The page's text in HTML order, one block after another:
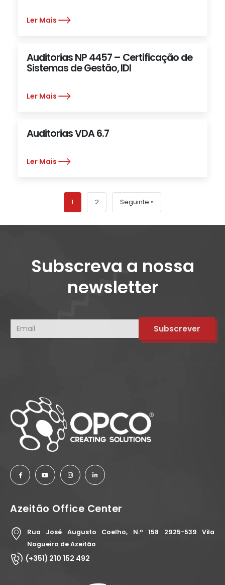
Ler Mais
Auditorias NP 4457 – Certificação de
Sistemas de Gestão, IDI
Ler Mais
Auditorias VDA 6.7
Ler Mais
1 2 Seguinte »
Subscreva a nossa
newsletter
Azeitão Office Center
Rua José Augusto Coelho, N.º 158 2925-539 Vila
Nogueira de Azeitão
(+351) 210 152 492